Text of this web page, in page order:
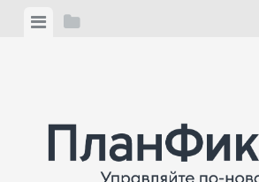
ViewView